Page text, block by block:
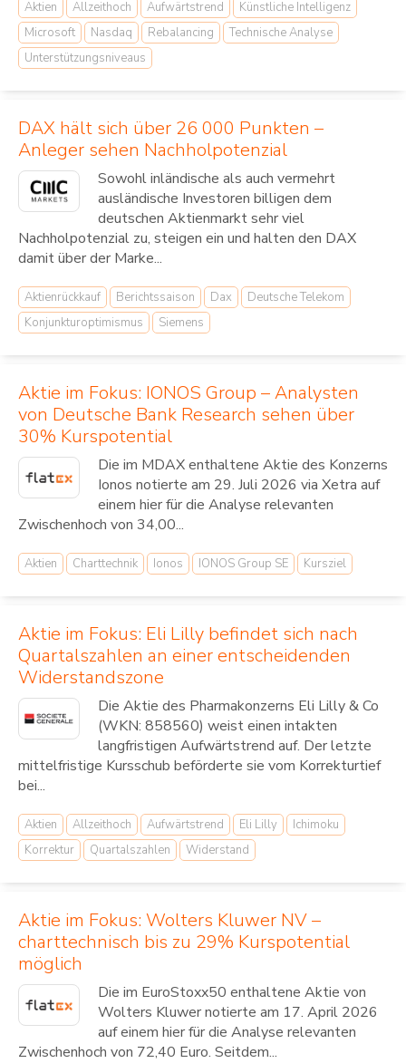
Aktien Allzeithoch Aufwärtstrend
Künstliche Intelligenz
Microsoft
Nasdaq Rebalancing
Technische Analyse
Unterstützungsniveaus
DAX hält sich über 26 000 Punkten –
Anleger sehen Nachholpotenzial
Sowohl inländische als auch vermehrt
ausländische Investoren billigen dem
deutschen Aktienmarkt sehr viel
Nachholpotenzial zu, steigen ein und halten den DAX
damit über der Marke...
Aktienrückkauf Berichtssaison Dax
Deutsche Telekom
Konjunkturoptimismus
Siemens
Aktie im Fokus: IONOS Group – Analysten
von Deutsche Bank Research sehen über
30% Kurspotential
Die im MDAX enthaltene Aktie des Konzerns
Ionos notierte am 29. Juli 2026 via Xetra auf
einem hier für die Analyse relevanten
Zwischenhoch von 34,00...
Aktien Charttechnik Ionos IONOS Group SE Kursziel
Aktie im Fokus: Eli Lilly befindet sich nach
Quartalszahlen an einer entscheidenden
Widerstandszone
Die Aktie des Pharmakonzerns Eli Lilly & Co
(WKN: 858560) weist einen intakten
langfristigen Aufwärtstrend auf. Der letzte
mittelfristige Kursschub beförderte sie vom Korrekturtief
bei...
Aktien Allzeithoch Aufwärtstrend Eli Lilly
Ichimoku
Korrektur
Quartalszahlen Widerstand
Aktie im Fokus: Wolters Kluwer NV –
charttechnisch bis zu 29% Kurspotential
möglich
Die im EuroStoxx50 enthaltene Aktie von
Wolters Kluwer notierte am 17. April 2026
auf einem hier für die Analyse relevanten
Zwischenhoch von 72,40 Euro. Seitdem...